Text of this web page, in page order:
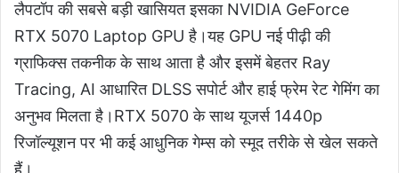
लैपटॉप की सबसे बड़ी खासियत इसका NVIDIA GeForce
RTX 5070 Laptop GPU है।यह GPU नई पीढ़ी की
ग्राफिक्स तकनीक के साथ आता है और इसमें बेहतर Ray
Tracing, AI आधारित DLSS सपोर्ट और हाई फ्रेम रेट गेमिंग का
अनुभव मिलता है।RTX 5070 के साथ यूजर्स 1440p
रिजॉल्यूशन पर भी कई आधुनिक गेम्स को स्मूद तरीके से खेल सकते
हैं।